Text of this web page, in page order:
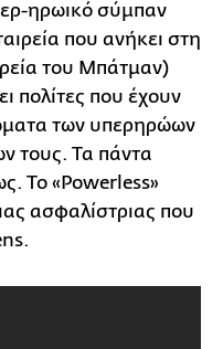
ηρωικό σύμπαν
που ανήκει στη
του Μπάτμαν)
πολίτες που έχουν
των υπερηρώων
τους. Τα πάντα
Το «Powerless»
ασφαλίστριας που